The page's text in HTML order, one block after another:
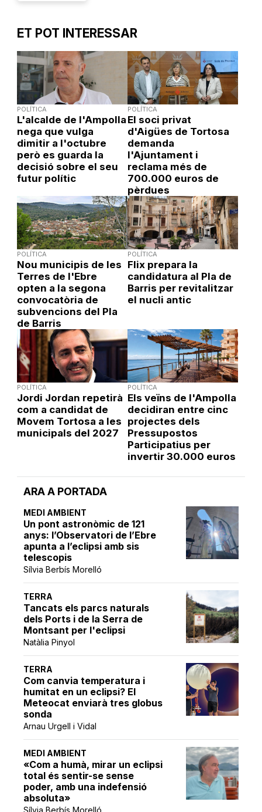
ARA A PORTADA
MEDI AMBIENT
Un pont astronòmic de 121
anys: l’Observatori de l’Ebre
apunta a l’eclipsi amb sis
telescopis
Sílvia Berbís Morelló
TERRA
Tancats els parcs naturals
dels Ports i de la Serra de
Montsant per l'eclipsi
Natàlia Pinyol
TERRA
Com canvia temperatura i
humitat en un eclipsi? El
Meteocat enviarà tres globus
sonda
Arnau Urgell i Vidal
MEDI AMBIENT
«Com a humà, mirar un eclipsi
total és sentir-se sense
poder, amb una indefensió
absoluta»
ET POT INTERESSAR
POLÍTICA
L'alcalde de l'Ampolla
nega que vulga
dimitir a l'octubre
però es guarda la
decisió sobre el seu
futur polític
POLÍTICA
El soci privat
d'Aigües de Tortosa
demanda
l'Ajuntament i
reclama més de
700.000 euros de
pèrdues
POLÍTICA
Nou municipis de les
Terres de l'Ebre
opten a la segona
convocatòria de
subvencions del Pla
de Barris
POLÍTICA
Flix prepara la
candidatura al Pla de
Barris per revitalitzar
el nucli antic
POLÍTICA
Jordi Jordan repetirà
com a candidat de
Movem Tortosa a les
municipals del 2027
POLÍTICA
Els veïns de l'Ampolla
decidiran entre cinc
projectes dels
Pressupostos
Participatius per
invertir 30.000 euros